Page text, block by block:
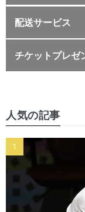
配送サービス
チケットプレゼ
人気の記事